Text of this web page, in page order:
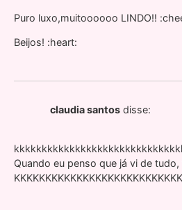
Puro luxo,muitoooooo LINDO!!
Beijos! :heart:
claudia santos disse:
Quando eu penso que já vi de